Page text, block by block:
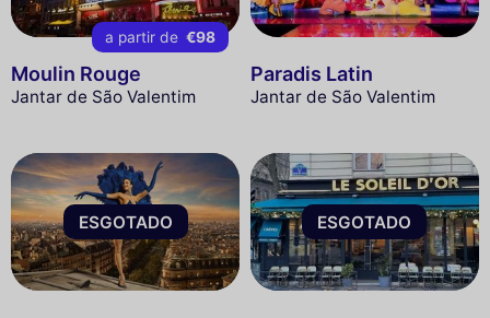
a partir de €98
Moulin Rouge
Jantar de São Valentim
Paradis Latin
Jantar de São Valentim
ESGOTADO ESGOTADO